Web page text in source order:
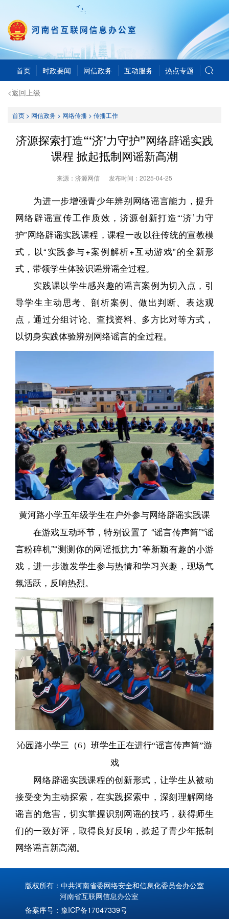
首页 时政要闻 网信政务 互动服务 热点专题
<返回上级
首页> 网信政务> 网络传播> 传播工作
济源探索打造“‘济’力守护”网络辟谣实践
课程 掀起抵制网谣新高潮
来源：济源网信 发布时间： 2025-04-25
为进一步增强青少年辨别网络谣言能力，提升
网络辟谣宣传工作质效，济源创新打造“‘济’力守
护”网络辟谣实践课程，课程一改以往传统的宣教模
式，以“实践参与+案例解析+互动游戏”的全新形
式，带领学生体验识谣辨谣全过程。
实践课以学生感兴趣的谣言案例为切入点，引
导学生主动思考、剖析案例、做出判断、表达观
点，通过分组讨论、查找资料、多方比对等方式，
以切身实践体验辨别网络谣言的全过程。
黄河路小学五年级学生在户外参与网络辟谣实践课
在游戏互动环节，特别设置了 “谣言传声筒”“谣
言粉碎机”“测测你的网谣抵抗力”等新颖有趣的小游
戏，进一步激发学生参与热情和学习兴趣，现场气
氛活跃，反响热烈。
沁园路小学三（6）班学生正在进行“谣言传声筒”游
戏
网络辟谣实践课程的创新形式，让学生从被动
接受变为主动探索，在实践探索中，深刻理解网络
谣言的危害，切实掌握识别网谣的技巧，获得师生
们的一致好评，取得良好反响，掀起了青少年抵制
网络谣言新高潮。
版权所有：中共河南省委网络安全和信息化委员会办公室
河南省互联网信息办公室
备案序号： 豫ICP备17047339号